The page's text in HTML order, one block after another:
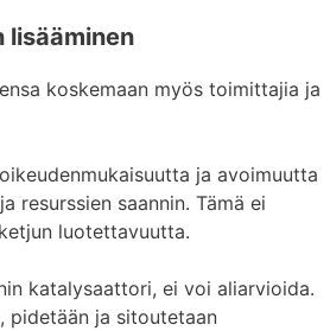
koskemaan myös toimittajia ja
ja avoimuutta
resurssien saannin. Tämä ei
luotettavuutta.
katalysaattori, ei voi aliarvioida.
pidetään ja sitoutetaan